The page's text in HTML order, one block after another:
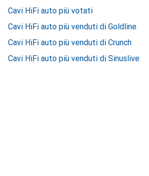
Cavi HiFi auto più votati
Cavi HiFi auto più venduti di Goldline
Cavi HiFi auto più venduti di Crunch
Cavi HiFi auto più venduti di Sinuslive